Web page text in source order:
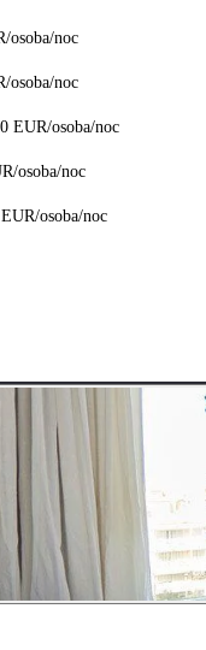
osoba/noc
osoba/noc
EUR/osoba/noc
osoba/noc
osoba/noc